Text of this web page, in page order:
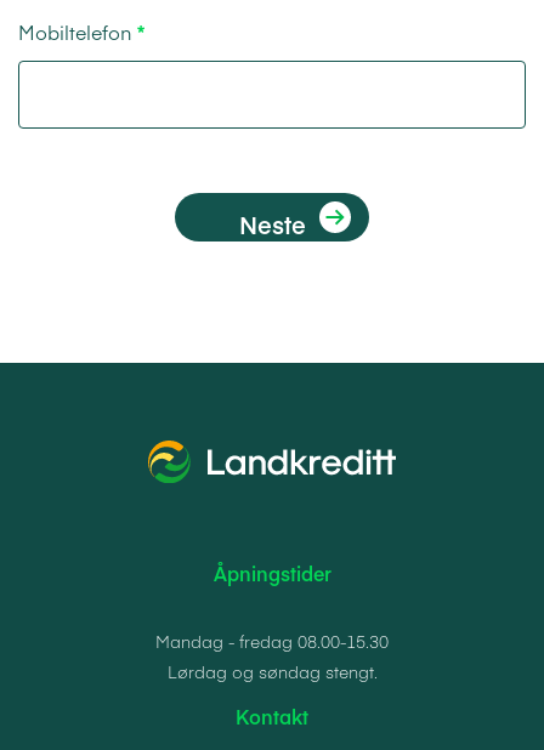
Mobiltelefon
Neste
Åpningstider
Mandag - fredag 08.00-15.30
Lørdag og søndag stengt.
Kontakt